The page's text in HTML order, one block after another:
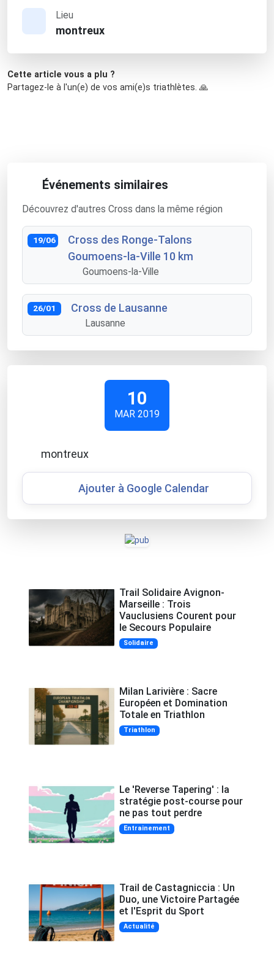
Lieu
montreux
Cette article vous a plu ?
Partagez-le à l'un(e) de vos ami(e)s triathlètes. 🙏
Événements similaires
Découvrez d'autres Cross dans la même région
19/06
Cross des Ronge-Talons
Goumoens-la-Ville 10 km
Goumoens-la-Ville
26/01 Cross de Lausanne
Lausanne
10
MAR 2019
montreux
Ajouter à Google Calendar
Trail Solidaire Avignon-
Marseille : Trois
Vauclusiens Courent pour
le Secours Populaire
Solidaire
Milan Larivière : Sacre
Européen et Domination
Totale en Triathlon
Triathlon
Le 'Reverse Tapering' : la
stratégie post-course pour
ne pas tout perdre
Entrainement
Trail de Castagniccia : Un
Duo, une Victoire Partagée
et l'Esprit du Sport
Actualité